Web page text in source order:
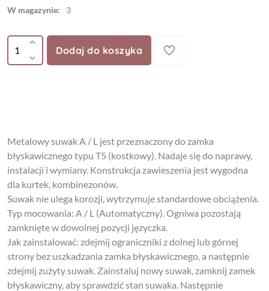
W magazynie: 3
Dodaj do koszyka
Metalowy suwak A / L jest przeznaczony do zamka
błyskawicznego typu T5 (kostkowy). Nadaje się do naprawy,
instalacji i wymiany. Konstrukcja zawieszenia jest wygodna
dla kurtek, kombinezonów.
Suwak nie ulega korozji, wytrzymuje standardowe obciążenia.
Typ mocowania: A / L (Automatyczny). Ogniwa pozostają
zamknięte w dowolnej pozycji języczka.
Jak zainstalować: zdejmij ograniczniki z dolnej lub górnej
strony bez uszkadzania zamka błyskawicznego, a następnie
zdejmij zużyty suwak. Zainstaluj nowy suwak, zamknij zamek
błyskawiczny, aby sprawdzić stan suwaka. Następnie